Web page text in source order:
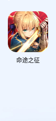
命途之征